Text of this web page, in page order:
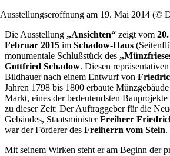
Ausstellungseröffnung am 19. Mai 2014 (©
Die Ausstellung „Ansichten“ zeigt vom
Februar 2015 im Schadow-Haus
monumentale Schlußstück des
Gottfried Schadow. Diesen
Bildhauer nach einem Entwurf von
Jahren 1798 bis 1800 erbaute
Markt, eines der bedeutendsten Bauprojekte
zu dieser Zeit: Der Auftraggeber für die
Gebäudes, StaatsministerFreiherr
war der Förderer des Freiherrn vom Stein.
Mit seinem Wirken steht er am Beginn der